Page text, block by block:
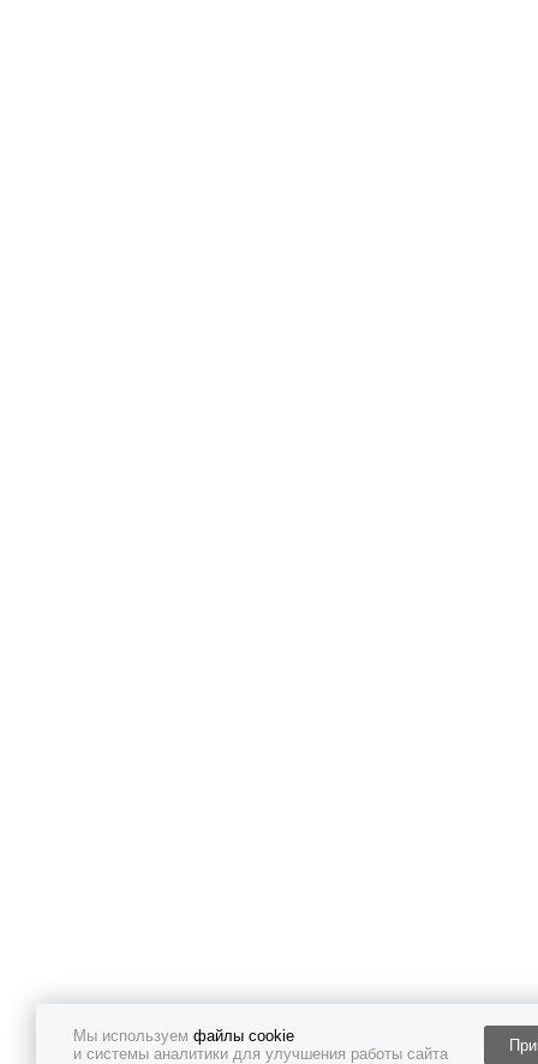
Мы используем файлы cookie
и системы аналитики для улучшения работы сайта